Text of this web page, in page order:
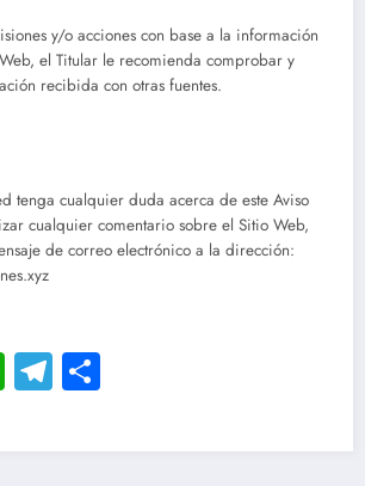
y/o acciones con base a la información
el Titular le recomienda comprobar y
recibida con otras fuentes.
tenga cualquier duda acerca de este Aviso
cualquier comentario sobre el Sitio Web,
de correo electrónico a la dirección:
WhatsApp
Telegram